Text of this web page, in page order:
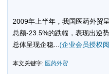
2009年上半年，我国医药外贸
总额-23.5%的跌幅，表现出逆
总体呈现企稳... (企业会员授权
本文关键字: 医药外贸